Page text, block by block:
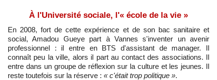
À l'Université sociale, l'« école de la vie »
En 2008, fort de cette expérience et de son bac sanitaire et
social, Amadou Gueye part à Vannes s'inventer un avenir
professionnel : il entre en BTS d'assistant de manager. Il
connaît peu la ville, alors il part au contact des associations. Il
entre dans un groupe de réflexion sur la culture et les jeunes. Il
reste toutefois sur la réserve : « c'était trop politique ».